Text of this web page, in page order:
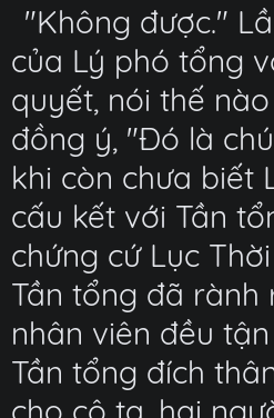
"Không được."
của Lý phó tổng
quyết, nói thế
đồng ý, "Đó là
khi còn chưa biết
cấu kết với Tần
chứng cứ Lục
Tần tổng đã rành
nhân viên đều
Tần tổng đích